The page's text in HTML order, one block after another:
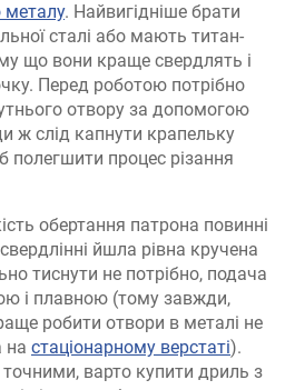
металу. Найвигідніше брати
сталі або мають титан-
що вони краще свердлять і
Перед роботою потрібно
отвору за допомогою
ж слід капнути крапельку
процес різання
обертання патрона повинні
йшла рівна кручена
тиснути не потрібно, подача
і плавною (тому завжди,
робити отвори в металі не
на стаціонарному верстаті).
варто купити дриль з